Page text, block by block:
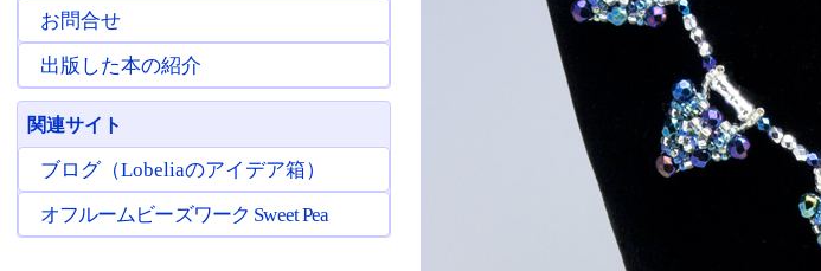
お問合せ
出版した本の紹介
関連サイト
ブログ（Lobeliaのアイデア箱）
オフルームビーズワーク Sweet Pea